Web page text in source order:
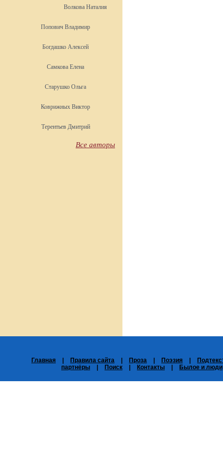
Волкова Наталия
Попович Владимир
Богдашко Алексей
Самкова Елена
Старушко Ольга
Коврижных Виктор
Терентьев Дмитрий
Все авторы
Главная Правила сайта Проза Поэзия
партнёры
Поиск Контакты Былое и люди